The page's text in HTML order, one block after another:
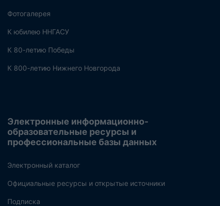
Фотогалерея
К юбилею ННГАСУ
К 80-летию Победы
К 800-летию Нижнего Новгорода
Электронные информационно-
образовательные ресурсы и
профессиональные базы данных
Электронный каталог
Официальные ресурсы и открытые источники
Подписка